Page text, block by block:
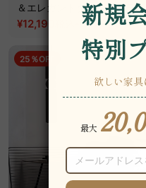
＆エレガントダイニングライ
ト
¥12,190 ¥16,290
25％OFF